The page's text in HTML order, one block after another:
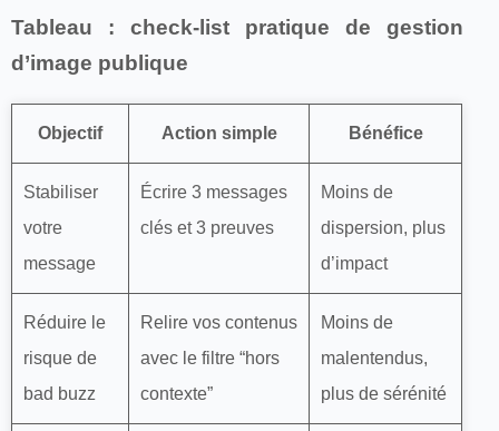
Tableau : check-list pratique de gestion
d’image publique
Objectif Action simple Bénéfice
Stabiliser
votre
message
Écrire 3 messages
clés et 3 preuves
Moins de
dispersion, plus
d’impact
Réduire le
risque de
bad buzz
Relire vos contenus
avec le filtre “hors
contexte”
Moins de
malentendus,
plus de sérénité